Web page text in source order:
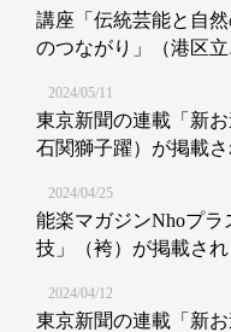
講座「伝統芸能と自
のつながり」（港区
2024/05/11
東京新聞の連載「新
石関獅子躍）が掲載
2024/04/25
能楽マガジンNhoプラ
技」（袴）が掲載さ
2024/04/12
東京新聞の連載「新